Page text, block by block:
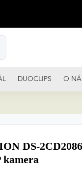
DUOCLIPS O
DS-
kamera